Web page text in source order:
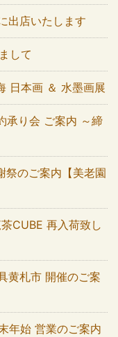
出店いたします
して
日本画 ＆ 水墨画展
承り会 ご案内 ～締
祭のご案内【美老園
CUBE 再入荷致し
黄札市 開催のご案
年始 営業のご案内